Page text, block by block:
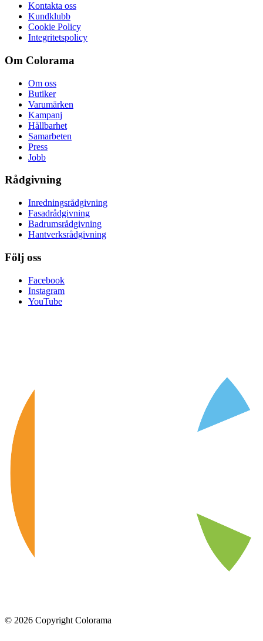
Kontakta oss
Kundklubb
Cookie Policy
Integritetspolicy
Om Colorama
Om oss
Butiker
Varumärken
Kampanj
Hållbarhet
Samarbeten
Press
Jobb
Rådgivning
Inredningsrådgivning
Fasadrådgivning
Badrumsrådgivning
Hantverksrådgivning
Följ oss
Facebook
Instagram
YouTube
© 2026 Copyright Colorama